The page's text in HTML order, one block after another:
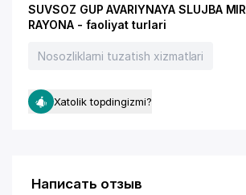
SUVSOZ GUP AVARIYNAYA SLUJBA
RAYONA - faoliyat turlari
Nosozliklarni tuzatish xizmatlari
Xatolik topdingizmi?
Написать отзыв